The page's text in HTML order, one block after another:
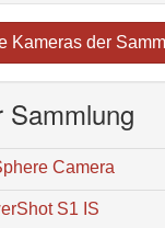
Kameras der
Sammlung
Camera
S1 IS